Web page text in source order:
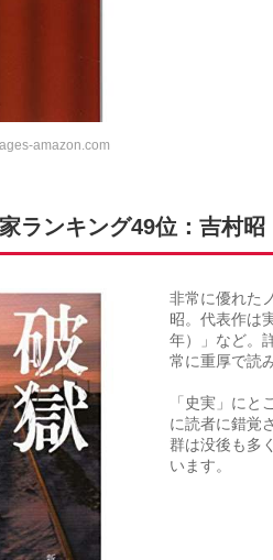
amazon.com
ランキング49位：吉村昭
非常に優れた
昭。代表作は
年）」など。
常に重厚で読
「史実」にと
に読者に錯覚
群は没後も多
います。